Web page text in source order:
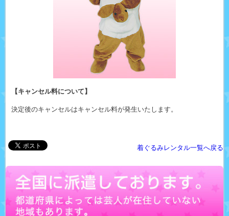
【キャンセル料について】
決定後のキャンセルはキャンセル料が発生いたします。
着ぐるみレンタル一覧へ戻る